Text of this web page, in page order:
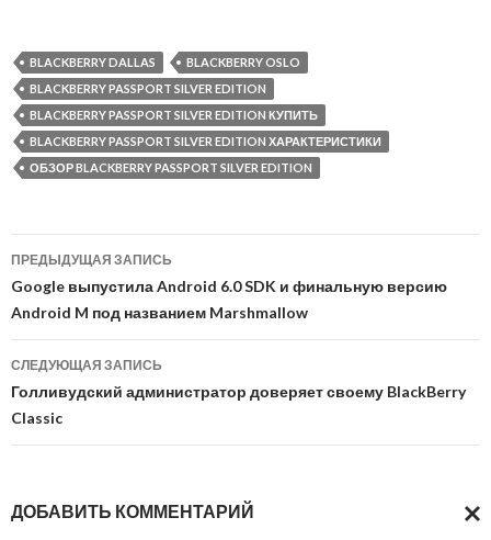
BLACKBERRY DALLAS
BLACKBERRY OSLO
BLACKBERRY PASSPORT SILVER EDITION
BLACKBERRY PASSPORT SILVER EDITION КУПИТЬ
BLACKBERRY PASSPORT SILVER EDITION ХАРАКТЕРИСТИКИ
ОБЗОР BLACKBERRY PASSPORT SILVER EDITION
Навигация
по
записям
ПРЕДЫДУЩАЯ ЗАПИСЬ
Google выпустила Android 6.0 SDK и финальную версию
Android M под названием Marshmallow
СЛЕДУЮЩАЯ ЗАПИСЬ
Голливудский администратор доверяет своему BlackBerry
Classic
ДОБАВИТЬ КОММЕНТАРИЙ